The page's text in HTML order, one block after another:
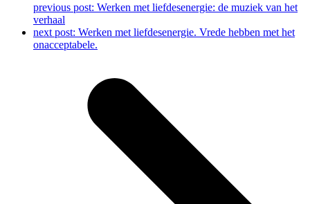
previous post: Werken met liefdesenergie: de muziek van het
verhaal
next post: Werken met liefdesenergie. Vrede hebben met het
onacceptabele.